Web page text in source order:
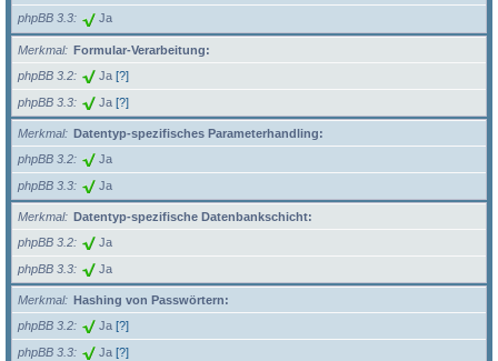
phpBB 3.3 Ja
Merkmal
Formular-Verarbeitung:
phpBB 3.2
Ja [?]
phpBB 3.3 Ja [?]
Merkmal
Datentyp-spezifisches Parameterhandling:
phpBB 3.2
Ja
phpBB 3.3 Ja
Merkmal
Datentyp-spezifische Datenbankschicht:
phpBB 3.2
Ja
phpBB 3.3 Ja
Merkmal
Hashing von Passwörtern:
phpBB 3.2
Ja [?]
phpBB 3.3 Ja [?]